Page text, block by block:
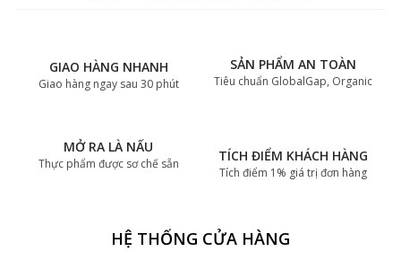
GIAO HÀNG NHANH
Giao hàng ngay sau 30 phút
SẢN PHẨM AN TOÀN
Tiêu chuẩn GlobalGap, Organic
MỞ RA LÀ NẤU
Thực phẩm được sơ chế sẵn TÍCH ĐIỂM KHÁCH HÀNG
Tích điểm 1% giá trị đơn hàng
HỆ THỐNG CỬA HÀNG